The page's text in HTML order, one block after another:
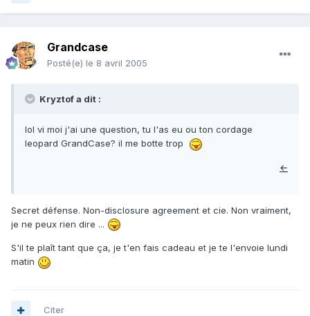
Grandcase
Posté(e) le 8 avril 2005
Kryztof a dit :
lol vi moi j'ai une question, tu l'as eu ou ton cordage
leopard GrandCase? il me botte trop
←
Secret défense. Non-disclosure agreement et cie. Non vraiment,
je ne peux rien dire ...
S'il te plaît tant que ça, je t'en fais cadeau et je te l'envoie lundi
matin
Citer